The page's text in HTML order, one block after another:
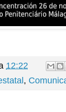
12:22
,